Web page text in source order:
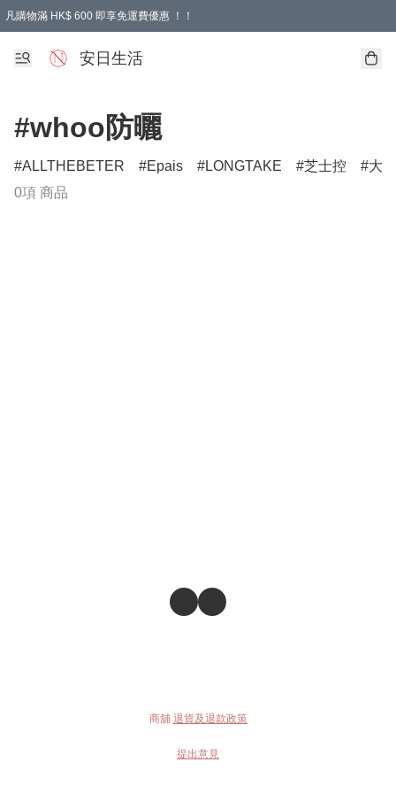
凡購物滿 HK$ 600 即享免運費優惠 ！！
安日生活
#whoo防曬
ALLTHEBETER Epais LONGTAKE 芝士控
大
0項 商品
商舖 退貨及退款政策
提出意見